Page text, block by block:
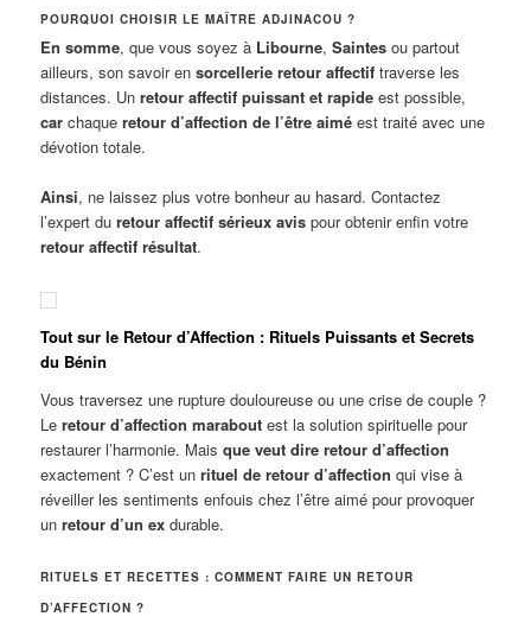
POURQUOI CHOISIR LE MAÎTRE ADJINACOU ?
En somme, que vous soyez à Libourne,Saintes ou partout
ailleurs, son savoir ensorcellerie retour affectif traverse les
distances. Unretour affectif puissant et rapide est possible,
car chaqueretour d’affection de l’être aimé est traité avec une
dévotion totale.
Ainsi, ne laissez plus votre bonheur au hasard. Contactez
l’expert duretour affectif sérieux avis pour obtenir enfin votre
retour affectif résultat.
Tout sur le Retour d’Affection : Rituels Puissants et Secrets
du Bénin
Vous traversez une rupture douloureuse ou une crise de couple ?
Leretour d’affection marabout est la solution spirituelle pour
restaurer l’harmonie. Maisque veut dire retour d’affection
exactement ? C’est unrituel de retour d’affection qui vise à
réveiller les sentiments enfouis chez l’être aimé pour provoquer
unretour d’un ex durable.
RITUELS ET RECETTES : COMMENT FAIRE UN RETOUR
D’AFFECTION ?